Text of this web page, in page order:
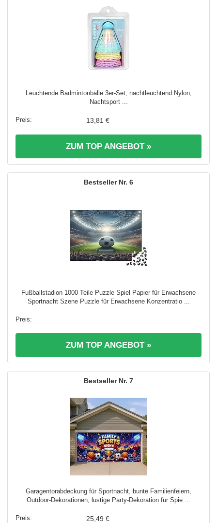
Leuchtende Badmintonbälle 3er-Set, nachtleuchtend Nylon,
Nachtsport ...
13,81 €
ZUM TOP ANGEBOT »
6
Fußballstadion 1000 Teile Puzzle Spiel Papier für Erwachsene
Sportnacht Szene Puzzle für Erwachsene Konzentratio ...
ZUM TOP ANGEBOT »
7
Garagentorabdeckung für Sportnacht, bunte Familienfeiern,
Outdoor-Dekorationen, lustige Party-Dekoration für Spie ...
25,49 €